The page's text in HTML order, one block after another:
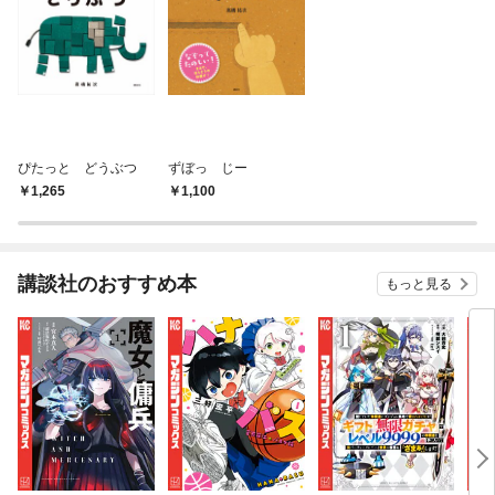
ぴたっと どうぶつ
1,265
ずぼっ じー
1,100
講談社のおすすめ本 もっと見る